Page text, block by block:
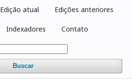
Edição atual Edições anteriores
Indexadores Contato
Buscar